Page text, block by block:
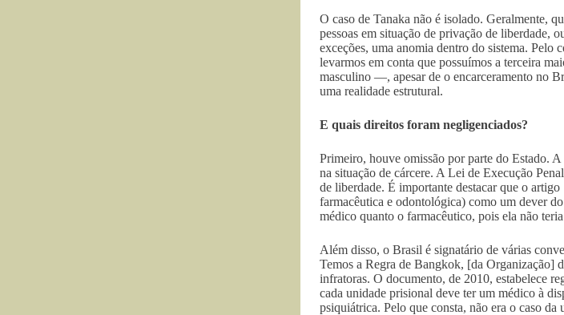
O caso de Tanaka não é isolado. Geralmente,
pessoas em situação de privação de liberdade,
exceções, uma anomia dentro do sistema. Pelo
levarmos em conta que possuímos a terceira
masculino —, apesar de o encarceramento no
uma realidade estrutural.
E quais direitos foram negligenciados?
Primeiro, houve omissão por parte do Estado.
na situação de cárcere. A Lei de Execução
de liberdade. É importante destacar que o
farmacêutica e odontológica) como um dever
médico quanto o farmacêutico, pois ela não
Além disso, o Brasil é signatário de várias
Temos a Regra de Bangkok, [da Organização]
infratoras. O documento, de 2010, estabelece
cada unidade prisional deve ter um médico à
psiquiátrica. Pelo que consta, não era o caso